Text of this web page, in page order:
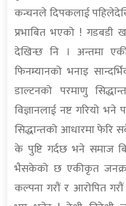
कन्चनले दिपकलाई
प्रभाबित भएको ! गडबडी
देखिन्छ नि । अन्तमा
फिनम्यानको भनाइ
डाल्टनको परमाणु
विज्ञानलाई नष्ट गरियो
सिद्धान्तको आधारमा फेरि
के पुष्टि गर्दछ भने समाज
भैसकेको छ एकीकृत
कल्पना गरौं र आरोपित